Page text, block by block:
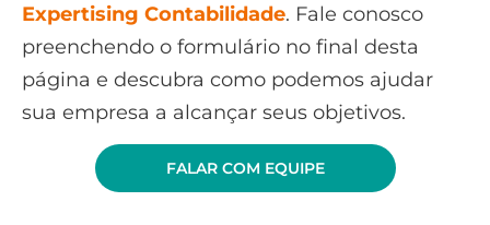
Expertising Contabilidade. Fale conosco
preenchendo o formulário no final desta
página e descubra como podemos ajudar
sua empresa a alcançar seus objetivos.
FALAR COM EQUIPE